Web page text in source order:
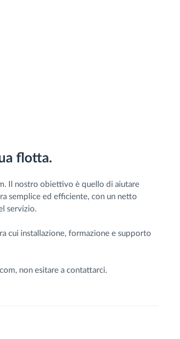
flotta.
Il nostro obiettivo è quello di aiutare
semplice ed efficiente, con un netto
servizio.
cui installazione, formazione e supporto
non esitare a contattarci.